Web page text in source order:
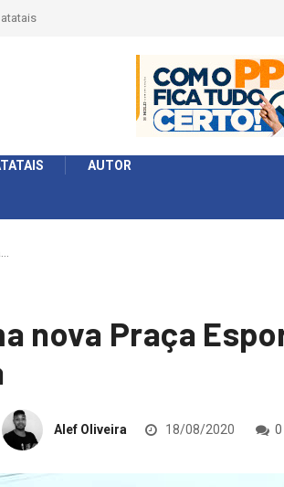
Ouro e entidade define a 2° fase, times e
AUTOR
nova Praça
Alef Oliveira 18/08/2020 0